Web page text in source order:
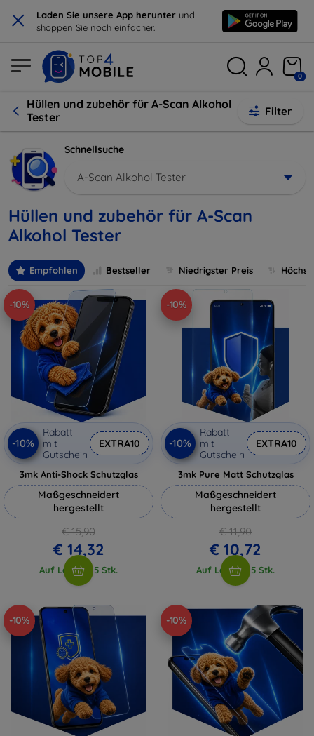
× Laden Sie unsere App herunter und
shoppen Sie noch einfacher.
0
Hüllen und zubehör für A-Scan Alkohol
Tester
Filter
Schnellsuche
A-Scan Alkohol Tester
Hüllen und zubehör für A-Scan
Alkohol Tester
Empfohlen Bestseller Niedrigster Preis
-10%
-10%
Rabatt
mit
Gutschein
EXTRA10
3mk Anti-Shock Schutzglas
Maßgeschneidert
hergestellt
€ 15,90
€ 14,32
Auf Lager > 5 Stk.
-10%
-10%
Rabatt
mit
Gutschein
EXTRA10
3mk Pure Matt Schutzglas
Maßgeschneidert
hergestellt
€ 11,90
€ 10,72
Auf Lager > 5 Stk.
-10% -10%